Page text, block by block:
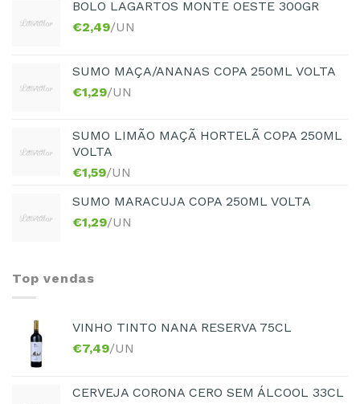
BOLO LAGARTOS MONTE OESTE 300GR
€2,49/UN
SUMO MAÇA/ANANAS COPA 250ML VOLTA
€1,29/UN
SUMO LIMÃO MAÇÃ HORTELÃ COPA 250ML
VOLTA
€1,59/UN
SUMO MARACUJA COPA 250ML VOLTA
€1,29/UN
Top vendas
VINHO TINTO NANA RESERVA 75CL
€7,49/UN
CERVEJA CORONA CERO SEM ÁLCOOL 33CL